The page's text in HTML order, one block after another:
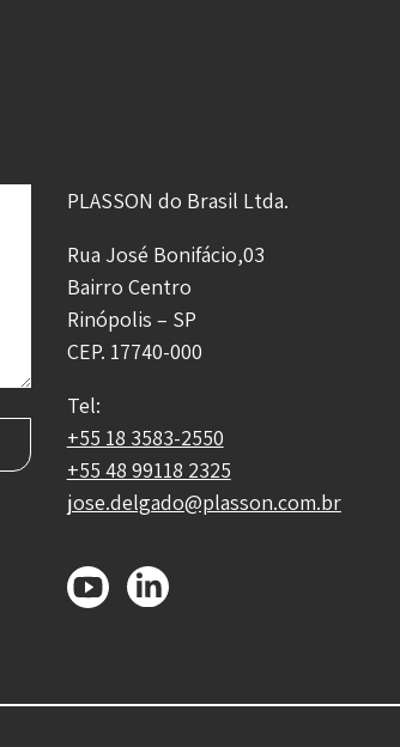
PLASSON do Brasil Ltda.
Rua José Bonifácio,03
Bairro Centro
Rinópolis – SP
CEP. 17740-000
Tel:
+55 18 3583-2550
+55 48 99118 2325
jose.delgado@plasson.com.br